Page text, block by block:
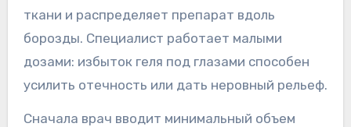
ткани и распределяет препарат вдоль
борозды. Специалист работает малыми
дозами: избыток геля под глазами способен
усилить отечность или дать неровный рельеф.
Сначала врач вводит минимальный объем